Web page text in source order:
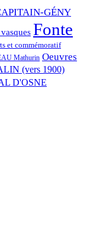
GÉNY
Fonte
et commémoratif
Mathurin Oeuvres
(vers 1900)
D'OSNE